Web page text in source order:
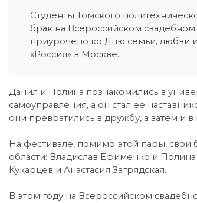
Студенты Томского
брак на Всероссийском
приурочено ко Дню семьи, любви
«Россия» в Москве.
Данил и Полина познакомились в
самоуправления, а он стал её
они превратились в дружбу, а затем и
На фестивале, помимо этой пары,
области: Владислав Ефименко и
Кукарцев и Анастасия Загрядская.
В этом году на Всероссийском